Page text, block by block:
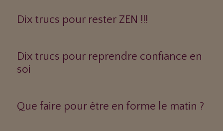
Dix trucs pour rester ZEN !!!
Dix trucs pour reprendre confiance en
soi
Que faire pour être en forme le matin ?